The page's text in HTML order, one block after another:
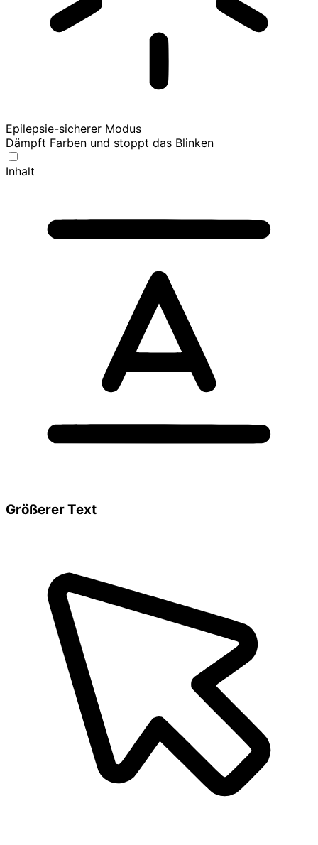
Epilepsie-sicherer Modus
Dämpft Farben und stoppt das Blinken
Inhalt
Größerer Text